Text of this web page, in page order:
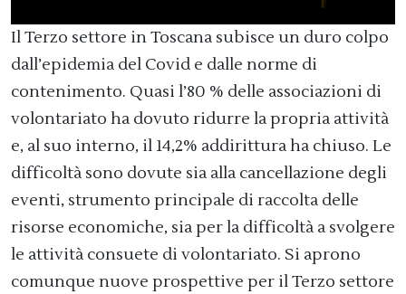
Il Terzo settore in Toscana subisce un duro colpo
dall’epidemia del Covid e dalle norme di
contenimento. Quasi l’80 % delle associazioni di
volontariato ha dovuto ridurre la propria attività
e, al suo interno, il 14,2% addirittura ha chiuso. Le
difficoltà sono dovute sia alla cancellazione degli
eventi, strumento principale di raccolta delle
risorse economiche, sia per la difficoltà a svolgere
le attività consuete di volontariato. Si aprono
comunque nuove prospettive per il Terzo settore